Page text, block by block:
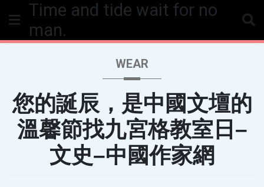
Time and tide wait for no
man.
WEAR
您的誕辰，是中國文壇的
溫馨節找九宮格教室日–
文史–中國作家網